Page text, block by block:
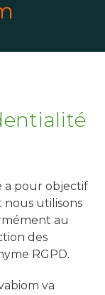
a pour objectif
nous utilisons
au
des
RGPD.
va